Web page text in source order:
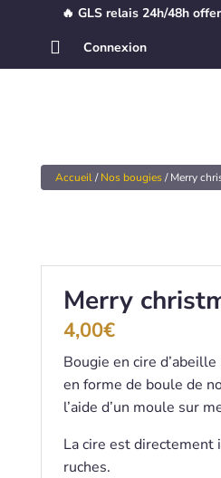
🔥 GLS relais 24h/48h
 Connexion
Accueil/Nos bougies/ Merry
Merry
4,00€
Bougie en cire
en forme de boule de
l’aide d’un moule sur
La cire est directement
ruches.